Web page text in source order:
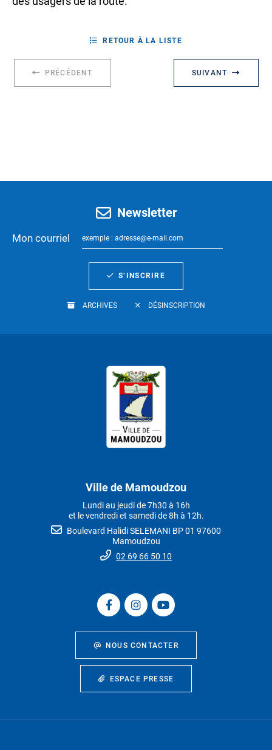
PRÉCÉDENT
RETOUR À LA LISTE
SUIVANT
Newsletter
Mon courriel
S’INSCRIRE
ARCHIVES DÉSINSCRIPTION
Ville de Mamoudzou
Lundi au jeudi de 7h30 à 16h
et le vendredi et samedi de 8h à 12h.
Boulevard Halidi SELEMANI BP 01 97600
Mamoudzou
02 69 66 50 10
NOUS CONTACTER
ESPACE PRESSE